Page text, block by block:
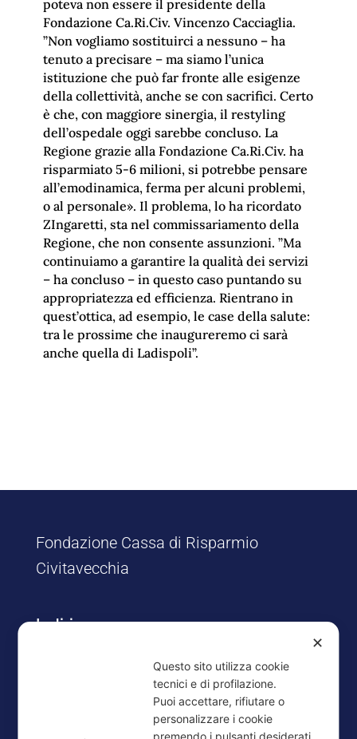
poteva non essere il presidente della
Fondazione Ca.Ri.Civ. Vincenzo Cacciaglia.
”Non vogliamo sostituirci a nessuno – ha
tenuto a precisare – ma siamo l’unica
istituzione che può far fronte alle esigenze
della collettività, anche se con sacrifici. Certo
è che, con maggiore sinergia, il restyling
dell’ospedale oggi sarebbe concluso. La
Regione grazie alla Fondazione Ca.Ri.Civ. ha
risparmiato 5-6 milioni, si potrebbe pensare
all’emodinamica, ferma per alcuni problemi,
o al personale». Il problema, lo ha ricordato
ZIngaretti, sta nel commissariamento della
Regione, che non consente assunzioni. ”Ma
continuiamo a garantire la qualità dei servizi
– ha concluso – in questo caso puntando su
appropriatezza ed efficienza. Rientrano in
quest’ottica, ad esempio, le case della salute:
tra le prossime che inaugureremo ci sarà
anche quella di Ladispoli”.
Fondazione Cassa di Risparmio
Civitavecchia
Indirizzo
00053 Civitavecchia (RM)
✕
Questo sito utilizza cookie
tecnici e di profilazione.
Puoi accettare, rifiutare o
personalizzare i cookie
premendo i pulsanti desiderati.